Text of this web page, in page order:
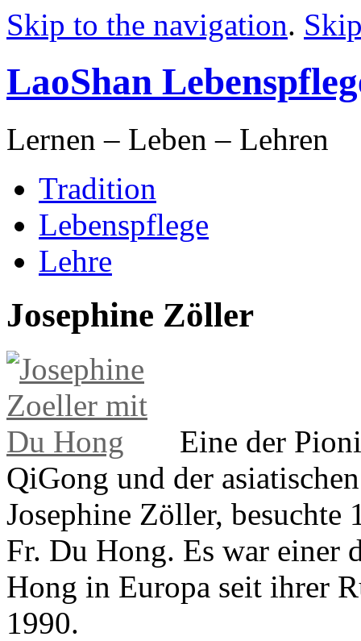
Skip to the navigation.
LaoShan
Lernen – Leben – Lehren
Tradition
Lebenspflege
Lehre
Josephine Zöller
Eine der
QiGong und der
Josephine Zöller,
Fr. Du Hong. Es war einer
Hong in Europa seit ihrer
1990.